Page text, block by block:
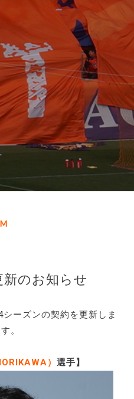
新のお知らせ
ーズンの契約を更新しま
。
） 選手】